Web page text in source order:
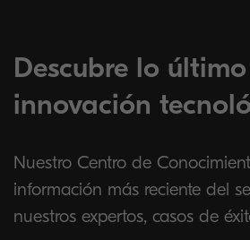
Descubre lo
innovación
Nuestro Centro de
información más reciente del
nuestros expertos, casos de